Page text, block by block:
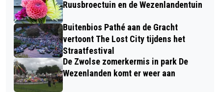
FAY BOXUM
Ruusbroectuin en de Wezenlandentuin
Buitenbios Pathé aan de Gracht
vertoont The Lost City tijdens het
Straatfestival
De Zwolse zomerkermis in park De
Wezenlanden komt er weer aan